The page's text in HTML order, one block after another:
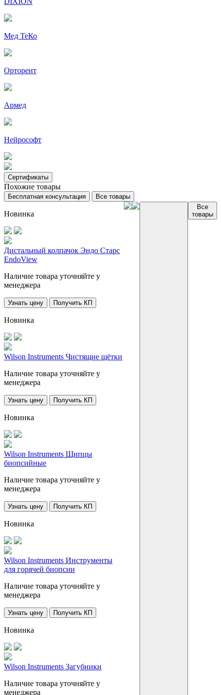
Мед ТеКо
Орторент
Армед
Нейрософт
Сертификаты
Похожие товары
Бесплатная консультация Все товары
Новинка
Дистальный колпачок Эндо Старс
EndoView
Наличие товара уточняйте у
менеджера
Узнать цену Получить КП
Новинка
Wilson Instruments Чистящие щётки
Наличие товара уточняйте у
менеджера
Узнать цену Получить КП
Новинка
Wilson Instruments Щипцы
биопсийные
Наличие товара уточняйте у
менеджера
Узнать цену Получить КП
Новинка
Wilson Instruments Инструменты
для горячей биопсии
Наличие товара уточняйте у
менеджера
Узнать цену Получить КП
Новинка
Wilson Instruments Загубники
Наличие товара уточняйте у
менеджера
Все
товары